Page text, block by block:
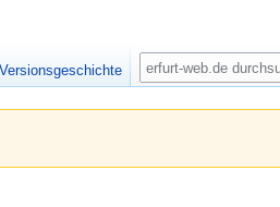
Versionsgeschichte Suche